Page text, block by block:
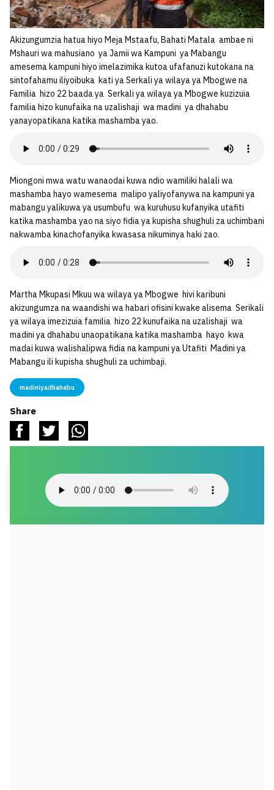
Akizungumzia hatua hiyo Meja Mstaafu, Bahati Matala ambae ni
Mshauri wa mahusiano ya Jamii wa Kampuni ya Mabangu
amesema kampuni hiyo imelazimika kutoa ufafanuzi kutokana na
sintofahamu iliyoibuka kati ya Serkali ya wilaya ya Mbogwe na
Familia hizo 22 baada ya Serkali ya wilaya ya Mbogwe kuzizuia
familia hizo kunufaika na uzalishaji wa madini ya dhahabu
yanayopatikana katika mashamba yao.
Miongoni mwa watu wanaodai kuwa ndio wamiliki halali wa
mashamba hayo wamesema malipo yaliyofanywa na kampuni ya
mabangu yalikuwa ya usumbufu wa kuruhusu kufanyika utafiti
katika mashamba yao na siyo fidia ya kupisha shughuli za uchimbani
nakwamba kinachofanyika kwasasa nikuminya haki zao.
Martha Mkupasi Mkuu wa wilaya ya Mbogwe hivi karibuni
akizungumza na waandishi wa habari ofisini kwake alisema Serikali
ya wilaya imezizuia familia hizo 22 kunufaika na uzalishaji wa
madini ya dhahabu unaopatikana katika mashamba hayo kwa
madai kuwa walishalipwa fidia na kampuni ya Utafiti Madini ya
Mabangu ili kupisha shughuli za uchimbaji.
madiniyadhahabu
Share